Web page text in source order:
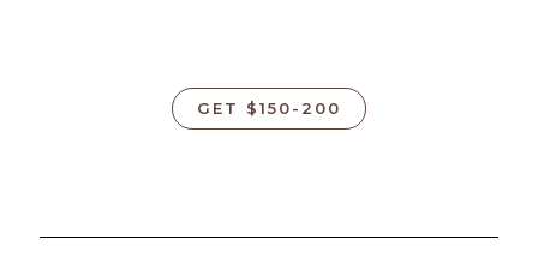
GET $150-200